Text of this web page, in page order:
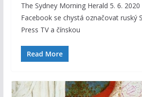
The Sydney Morning Herald 5. 6.
Facebook se chystá označovat ruský
Press TV a čínskou
Read More